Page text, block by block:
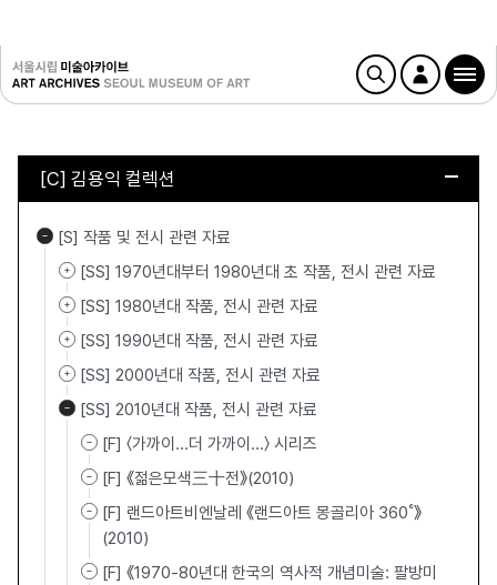
[C] 김용익 컬렉션
[S] 작품 및 전시 관련 자료
[SS] 1970년대부터 1980년대 초 작품, 전시 관련 자료
[SS] 1980년대 작품, 전시 관련 자료
[SS] 1990년대 작품, 전시 관련 자료
[SS] 2000년대 작품, 전시 관련 자료
[SS] 2010년대 작품, 전시 관련 자료
[F] 〈가까이...더 가까이…〉 시리즈
[F] 《젊은모색三十전》(2010)
[F] 랜드아트비엔날레 《랜드아트 몽골리아 360˚》
(2010)
[F] 《1970-80년대 한국의 역사적 개념미술: 팔방미